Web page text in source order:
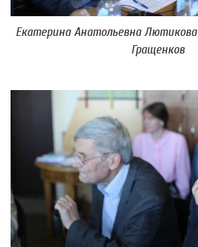
Екатерина Анатольевна
Гращенков